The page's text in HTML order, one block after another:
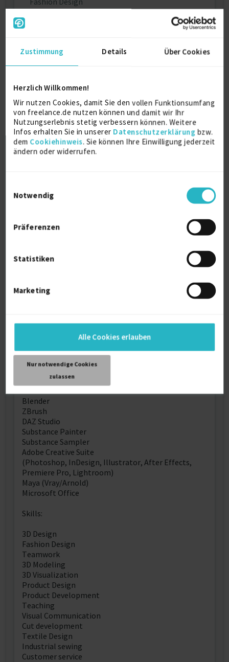
Zustimmung Details Über Cookies
Herzlich Willkommen!
Wir nutzen Cookies, damit Sie den vollen Funktionsumfang
von freelance.de nutzen können und damit wir Ihr
Nutzungserlebnis stetig verbessern können. Weitere
Infos erhalten Sie in unserer Datenschutzerklärung bzw.
dem Cookiehinweis. Sie können Ihre Einwilligung jederzeit
ändern oder widerrufen.
Notwendig
Präferenzen
Statistiken
Marketing
Alle Cookies erlauben
Nur notwendige Cookies
zulassen
University for Applied Science HTW Berlin
3D visualization is the future of fashion. It's
becoming increasingly popular in production, media,
advertising, brand-id, education and the decision-
making process, as well as in the metaverse. I help
you to produce your items digitally using this new
technology. It is faster, we use less resources,
3D visualization of clothing, shoes, accessories,
3D sculpting
3D animation of avatars, camera scene, pedestal
Contact me for more information about how I can
level.
Let's make a difference together.
Here is a detailed list of my knowledge and skills
Blender
ZBrush
DAZ Studio
Substance Painter
Substance Sampler
Adobe Creative Suite
(Photoshop, InDesign, Illustrator, After Effects,
Premiere Pro, Lightroom)
Maya (Vray/Arnold)
Microsoft Office
Skills:
3D Design
Fashion Design
Teamwork
3D Modeling
3D Visualization
Product Design
Product Development
Teaching
Visual Communication
Cut development
Textile Design
Industrial sewing
Customer service